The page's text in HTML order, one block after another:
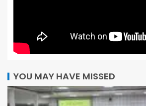
YOU MAY HAVE MISSED